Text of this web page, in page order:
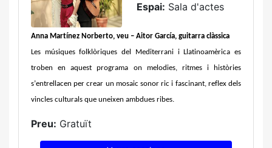
Espai: Sala d'actes
Anna Martínez Norberto, veu – Aitor García, guitarra clàssica
Les músiques folklòriques del Mediterrani i Llatinoamèrica es
troben en aquest programa on melodies, ritmes i històries
s’entrellacen per crear un mosaic sonor ric i fascinant, reflex dels
vincles culturals que uneixen ambdues ribes.
Preu: Gratuït